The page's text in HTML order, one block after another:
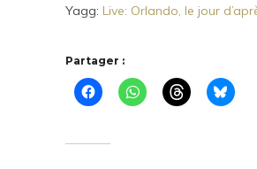
Yagg: Live: Orlando, le jour
Partager :